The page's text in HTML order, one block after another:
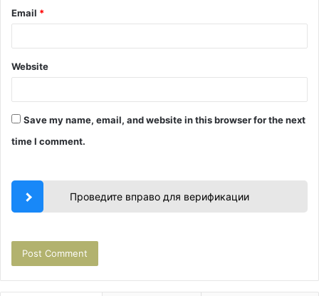
Email *
Website
Save my name, email, and website in this browser for the next
time I comment.
Проведите вправо для верификации